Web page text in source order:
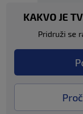
KAKVO JE
Pridruži se